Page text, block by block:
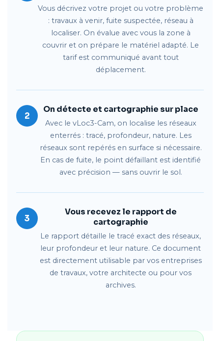
Vous décrivez votre projet ou votre problème
: travaux à venir, fuite suspectée, réseau à
localiser. On évalue avec vous la zone à
couvrir et on prépare le matériel adapté. Le
tarif est communiqué avant tout
déplacement.
2
On détecte et cartographie sur place
Avec le vLoc3-Cam, on localise les réseaux
enterrés : tracé, profondeur, nature. Les
réseaux sont repérés en surface si nécessaire.
En cas de fuite, le point défaillant est identifié
avec précision — sans ouvrir le sol.
3
Vous recevez le rapport de
cartographie
Le rapport détaille le tracé exact des réseaux,
leur profondeur et leur nature. Ce document
est directement utilisable par vos entreprises
de travaux, votre architecte ou pour vos
archives.